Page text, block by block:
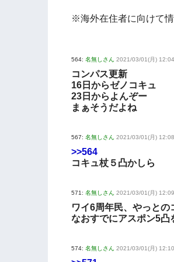
※海外在住者に向けて
564: 名無しさん 2021/03/01(月)
コンパス更新
16日からゼノコキュ
23日からよんぞー
まぁそうだよね
567: 名無しさん 2021/03/01(月)
>>564
コキュ杖５凸かしら
571: 名無しさん 2021/03/01(月)
ワイ6周年民、やっとの
なおすでにアスポン5凸
574: 名無しさん 2021/03/01(月)